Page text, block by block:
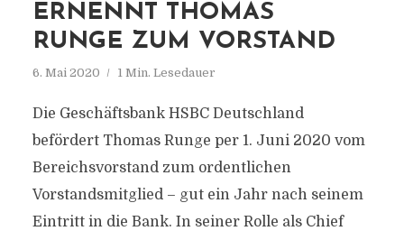
ERNENNT THOMAS
RUNGE ZUM VORSTAND
6. Mai 2020 1 Min. Lesedauer
Die Geschäftsbank HSBC Deutschland
befördert Thomas Runge per 1. Juni 2020 vom
Bereichsvorstand zum ordentlichen
Vorstandsmitglied – gut ein Jahr nach seinem
Eintritt in die Bank. In seiner Rolle als Chief